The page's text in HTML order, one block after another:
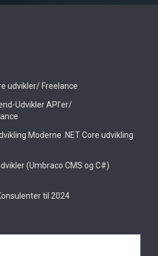
udvikler/ Freelance
Udvikler API’er/
Moderne .NET Core udvikling
(Umbraco CMS og C#)
til 2024